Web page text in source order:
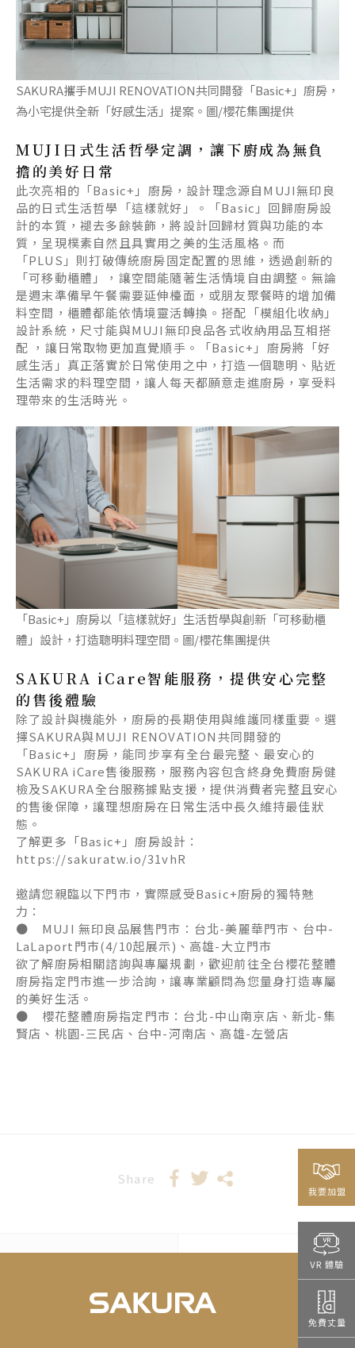
SAKURA攜手MUJI RENOVATION共同開發「Basic+」廚房，
為小宅提供全新「好感生活」提案。圖/櫻花集團提供
MUJI日式生活哲學定調，讓下廚成為無負
擔的美好日常
此次亮相的「Basic+」廚房，設計理念源自MUJI無印良
品的日式生活哲學「這樣就好」。「Basic」回歸廚房設
計的本質，褪去多餘裝飾，將設計回歸材質與功能的本
質，呈現樸素自然且具實用之美的生活風格。而
「PLUS」則打破傳統廚房固定配置的思維，透過創新的
「可移動櫃體」，讓空間能隨著生活情境自由調整。無論
是週末準備早午餐需要延伸檯面，或朋友聚餐時的增加備
料空間，櫃體都能依情境靈活轉換。搭配「模組化收納」
設計系統，尺寸能與MUJI無印良品各式收納用品互相搭
配 ，讓日常取物更加直覺順手。「Basic+」廚房將「好
感生活」真正落實於日常使用之中，打造一個聰明、貼近
生活需求的料理空間，讓人每天都願意走進廚房，享受料
理帶來的生活時光。
「Basic+」廚房以「這樣就好」生活哲學與創新「可移動櫃
體」設計，打造聰明料理空間。圖/櫻花集團提供
SAKURA iCare智能服務，提供安心完整
的售後體驗
除了設計與機能外，廚房的長期使用與維護同樣重要。選
擇SAKURA與MUJI RENOVATION共同開發的
「Basic+」廚房，能同步享有全台最完整、最安心的
SAKURA iCare售後服務，服務內容包含終身免費廚房健
檢及SAKURA全台服務據點支援，提供消費者完整且安心
的售後保障，讓理想廚房在日常生活中長久維持最佳狀
態。
了解更多「Basic+」廚房設計：
https://sakuratw.io/31vhR
邀請您親臨以下門市，實際感受Basic+廚房的獨特魅
力：
● MUJI 無印良品展售門市：台北-美麗華門市、台中-
LaLaport門市(4/10起展示)、高雄-大立門市
欲了解廚房相關諮詢與專屬規劃，歡迎前往全台櫻花整體
廚房指定門市進一步洽詢，讓專業顧問為您量身打造專屬
的美好生活。
● 櫻花整體廚房指定門市：台北-中山南京店、新北-集
賢店、桃園-三民店、台中-河南店、高雄-左營店
Share
2025-10-01
雄品牌館，